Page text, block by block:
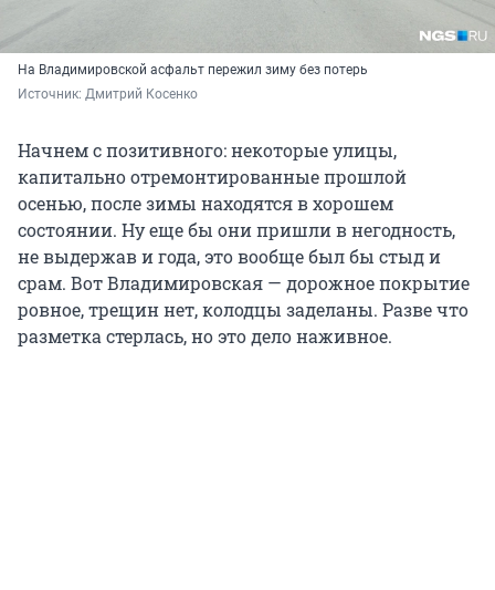
На Владимировской асфальт пережил зиму без потерь
Источник: Дмитрий Косенко
Начнем с позитивного: некоторые улицы,
капитально отремонтированные прошлой
осенью, после зимы находятся в хорошем
состоянии. Ну еще бы они пришли в негодность,
не выдержав и года, это вообще был бы стыд и
срам. Вот Владимировская — дорожное покрытие
ровное, трещин нет, колодцы заделаны. Разве что
разметка стерлась, но это дело наживное.